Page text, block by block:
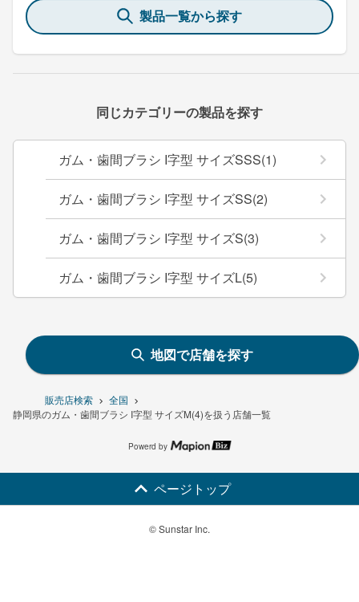
販売店検索
全国
静岡県のガム・歯間ブラシ I字型 サイズM(4)を扱う店舗一覧
製品一覧から探す
同じカテゴリーの製品を探す
ガム・歯間ブラシ I字型 サイズSSS(1)
ガム・歯間ブラシ I字型 サイズSS(2)
ガム・歯間ブラシ I字型 サイズS(3)
ガム・歯間ブラシ I字型 サイズL(5)
地図で店舗を探す
Powerd by
ページトップ
© Sunstar Inc.